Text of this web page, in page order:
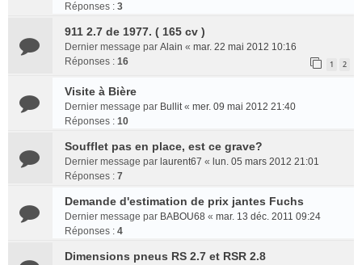
Réponses : 3
911 2.7 de 1977. ( 165 cv )
Dernier message par Alain « mar. 22 mai 2012 10:16
Réponses : 16 1 2
Visite à Bière
Dernier message par Bullit« mer. 09 mai 2012 21:40
Réponses : 10
Soufflet pas en place, est ce grave?
Dernier message par laurent67 « lun. 05 mars 2012 21:01
Réponses : 7
Demande d'estimation de prix jantes Fuchs
Dernier message par BABOU68 « mar. 13 déc. 2011 09:24
Réponses : 4
Dimensions pneus RS 2.7 et RSR 2.8